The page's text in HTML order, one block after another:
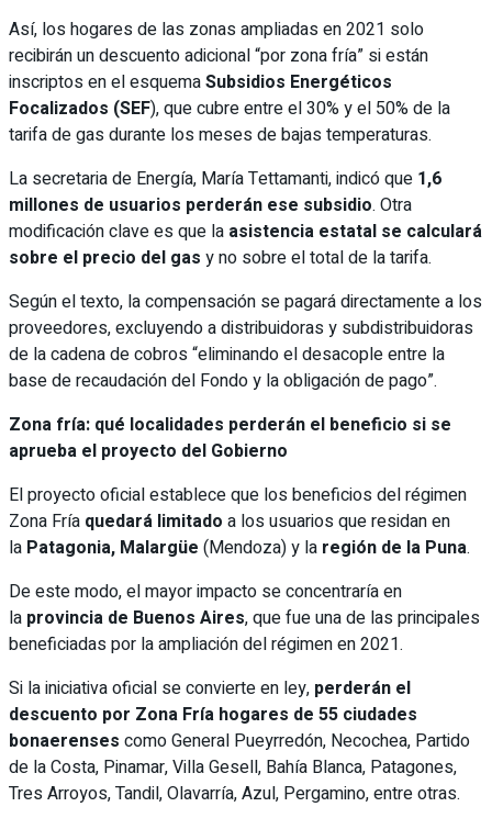
Así, los hogares de las zonas ampliadas en 2021 solo
recibirán un descuento adicional “por zona fría” si están
inscriptos en el esquemaSubsidios Energéticos
Focalizados (SEF), que cubre entre el 30% y el 50% de la
tarifa de gas durante los meses de bajas temperaturas.
La secretaria de Energía, María Tettamanti, indicó que 1,6
millones de usuarios perderán ese subsidio. Otra
modificación clave es que la asistencia estatal se calculará
sobre el precio del gas y no sobre el total de la tarifa.
Según el texto, la compensación se pagará directamente a los
proveedores, excluyendo a distribuidoras y subdistribuidoras
de la cadena de cobros “eliminando el desacople entre la
base de recaudación del Fondo y la obligación de pago”.
Zona fría: qué localidades perderán el beneficio si se
aprueba el proyecto del Gobierno
El proyecto oficial establece que los beneficios del régimen
Zona Fría quedará limitado a los usuarios que residan en
la Patagonia, Malargüe (Mendoza) y la región de la Puna.
De este modo, el mayor impacto se concentraría en
la provincia de Buenos Aires, que fue una de las principales
beneficiadas por la ampliación del régimen en 2021.
Si la iniciativa oficial se convierte en ley, perderán el
descuento por Zona Fría hogares de 55 ciudades
bonaerenses como General Pueyrredón, Necochea, Partido
de la Costa, Pinamar, Villa Gesell, Bahía Blanca, Patagones,
Tres Arroyos, Tandil, Olavarría, Azul, Pergamino, entre otras.